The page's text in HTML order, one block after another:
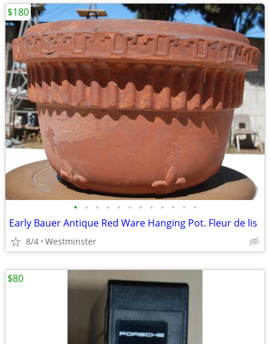
• • • • • • • • • • • •
Early Bauer Antique Red Ware Hanging Pot. Fleur de lis
8/4 Westminster
$180
$80